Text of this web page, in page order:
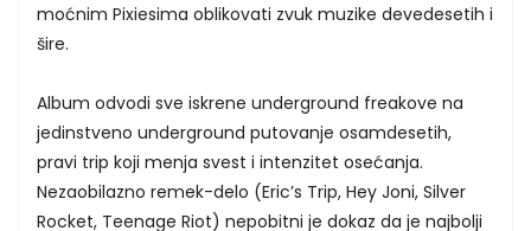
moćnim Pixiesima oblikovati zvuk muzike devedesetih i
šire.
Album odvodi sve iskrene underground freakove na
jedinstveno underground putovanje osamdesetih,
pravi trip koji menja svest i intenzitet osećanja.
Nezaobilazno remek-delo (Eric’s Trip, Hey Joni, Silver
Rocket, Teenage Riot) nepobitni je dokaz da je najbolji